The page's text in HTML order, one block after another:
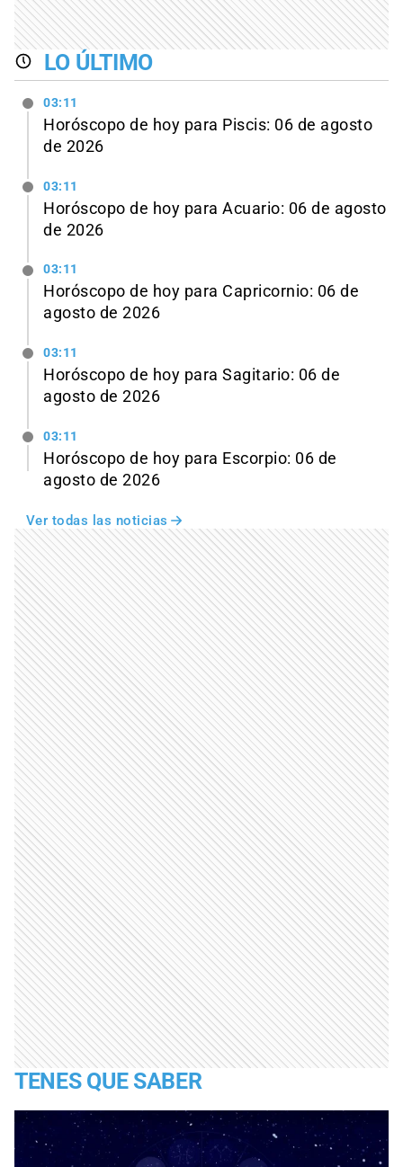
LO ÚLTIMO
03:11
Horóscopo de hoy para Piscis: 06 de agosto
de 2026
03:11
Horóscopo de hoy para Acuario: 06 de agosto
de 2026
03:11
Horóscopo de hoy para Capricornio: 06 de
agosto de 2026
03:11
Horóscopo de hoy para Sagitario: 06 de
agosto de 2026
03:11
Horóscopo de hoy para Escorpio: 06 de
agosto de 2026
Ver todas las noticias
TENES QUE SABER